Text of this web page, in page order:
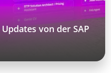
von der SAP